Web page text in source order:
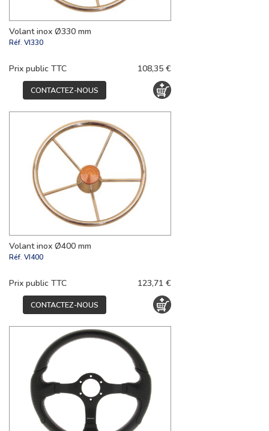
Volant inox Ø330 mm
Réf. VI330
Prix public TTC 108,35 €
CONTACTEZ-NOUS
Volant inox Ø400 mm
Réf. VI400
Prix public TTC 123,71 €
CONTACTEZ-NOUS